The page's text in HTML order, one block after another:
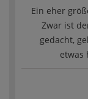
Ein eher
Zwar ist
gedacht,
etwas